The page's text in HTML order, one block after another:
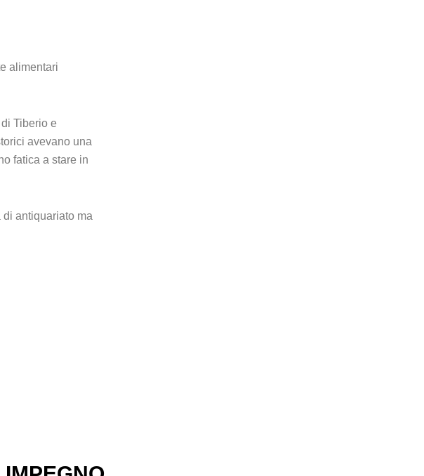
alimentari
Tiberio e
avevano una
fatica a stare in
di antiquariato ma